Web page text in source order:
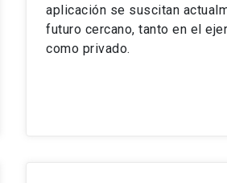
principalmente a extranjeros,
expectativas profesionales,
de graduación de diciembre a marzo.
aplicación se suscitan
futuro cercano, tanto en el
como privado.